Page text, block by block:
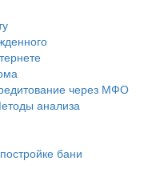
через МФО
анализа
бани